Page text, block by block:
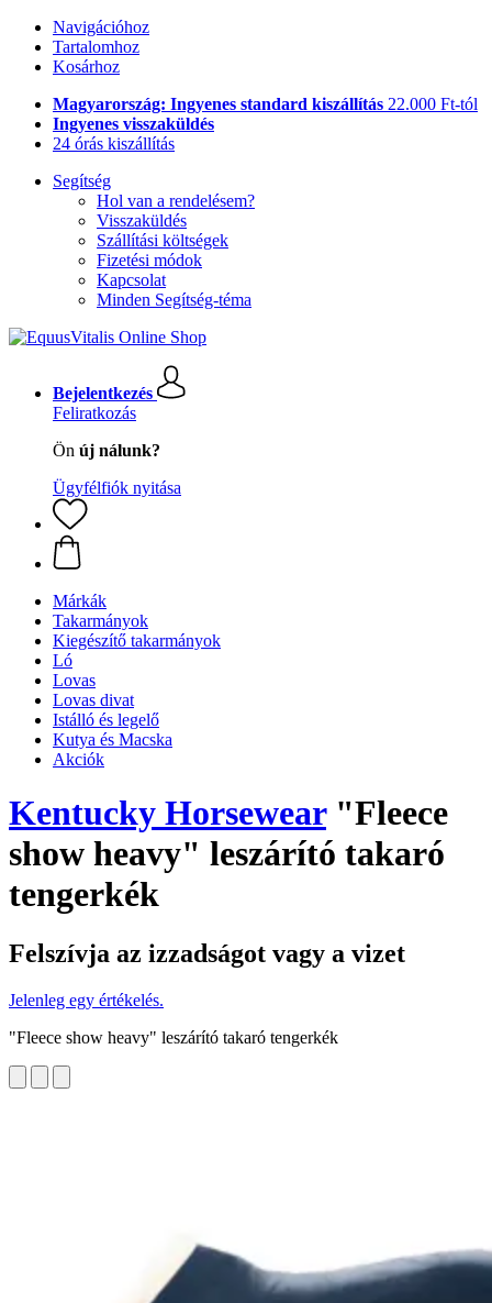
Navigációhoz
Tartalomhoz
Kosárhoz
Magyarország: Ingyenes standard kiszállítás 22.000 Ft-tól
Ingyenes visszaküldés
24 órás kiszállítás
Segítség
Hol van a rendelésem?
Visszaküldés
Szállítási költségek
Fizetési módok
Kapcsolat
Minden Segítség-téma
Bejelentkezés
Feliratkozás
Ön új nálunk?
Ügyfélfiók nyitása
Márkák
Takarmányok
Kiegészítő takarmányok
Ló
Lovas
Lovas divat
Istálló és legelő
Kutya és Macska
Akciók
Kentucky Horsewear"Fleece
show heavy" leszárító takaró
tengerkék
Felszívja az izzadságot vagy a vizet
Jelenleg egy értékelés.
"Fleece show heavy" leszárító takaró tengerkék